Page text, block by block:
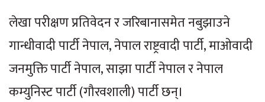
लेखा परीक्षण प्रतिवेदन र जरिबानासमेत नबुझाउने
गान्धीवादी पार्टी नेपाल, नेपाल राष्ट्रवादी पार्टी, माओवादी
जनमुक्ति पार्टी नेपाल, साझा पार्टी नेपाल र नेपाल
कम्युनिस्ट पार्टी (गौरवशाली) पार्टी छन्।